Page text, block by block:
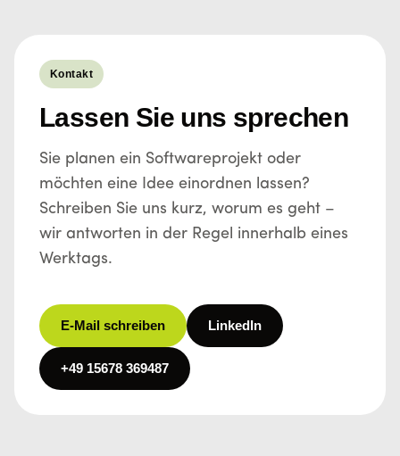
Kontakt
Lassen Sie uns sprechen
Sie planen ein Softwareprojekt oder
möchten eine Idee einordnen lassen?
Schreiben Sie uns kurz, worum es geht –
wir antworten in der Regel innerhalb eines
Werktags.
E-Mail schreiben LinkedIn
+49 15678 369487